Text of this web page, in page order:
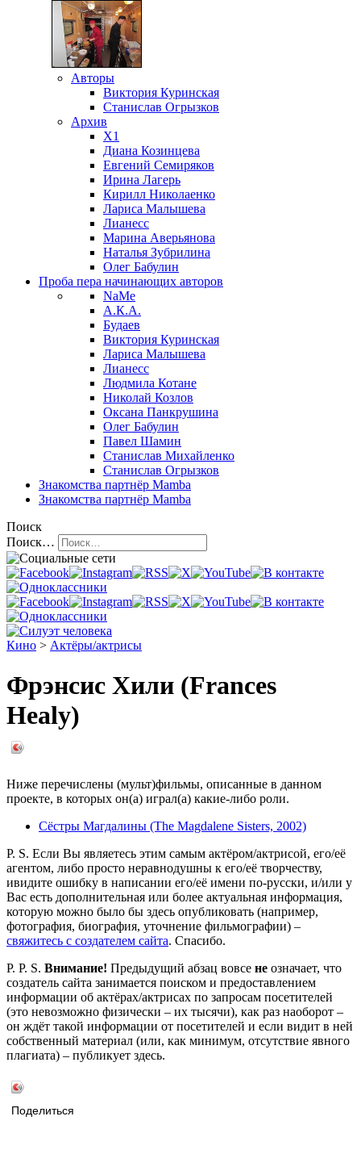
Авторы
Виктория Куринская
Станислав Огрызков
Архив
X1
Диана Козинцева
Евгений Семиряков
Ирина Лагерь
Кирилл Николаенко
Лариса Малышева
Лианесс
Марина Аверьянова
Наталья Зубрилина
Олег Бабулин
Проба пера начинающих авторов
NaMe
А.К.А.
Будаев
Виктория Куринская
Лариса Малышева
Лианесс
Людмила Котане
Николай Козлов
Оксана Панкрушина
Олег Бабулин
Павел Шамин
Станислав Михайленко
Станислав Огрызков
Знакомства партнёр Mamba
Знакомства партнёр Mamba
Поиск
Поиск…
Кино > Актёры/актрисы
Фрэнсис Хили (Frances
Healy)
Ниже перечислены (мульт)фильмы, описанные в данном
проекте, в которых он(а) играл(а) какие-либо роли.
Сёстры Магдалины (The Magdalene Sisters, 2002)
P. S. Если Вы являетесь этим самым актёром/актрисой, его/её
агентом, либо просто неравнодушны к его/её творчеству,
ивидите ошибку в написании его/её имени по-русски, и/или у
Вас есть дополнительная или более актуальная информация,
которую можно было бы здесь опубликовать (например,
фотография, биография, уточнение фильмографии) –
свяжитесь с создателем сайта. Спасибо.
P. P. S. Внимание! Предыдущий абзац вовсе не означает, что
создатель сайта занимается поиском и предоставлением
информации об актёрах/актрисах по запросам посетителей
(это невозможно физически – их тысячи), как раз наоборот –
он ждёт такой информации от посетителей и если видит в ней
собственный материал (или, как минимум, отсутствие явного
плагиата) – публикует здесь.
Поделиться